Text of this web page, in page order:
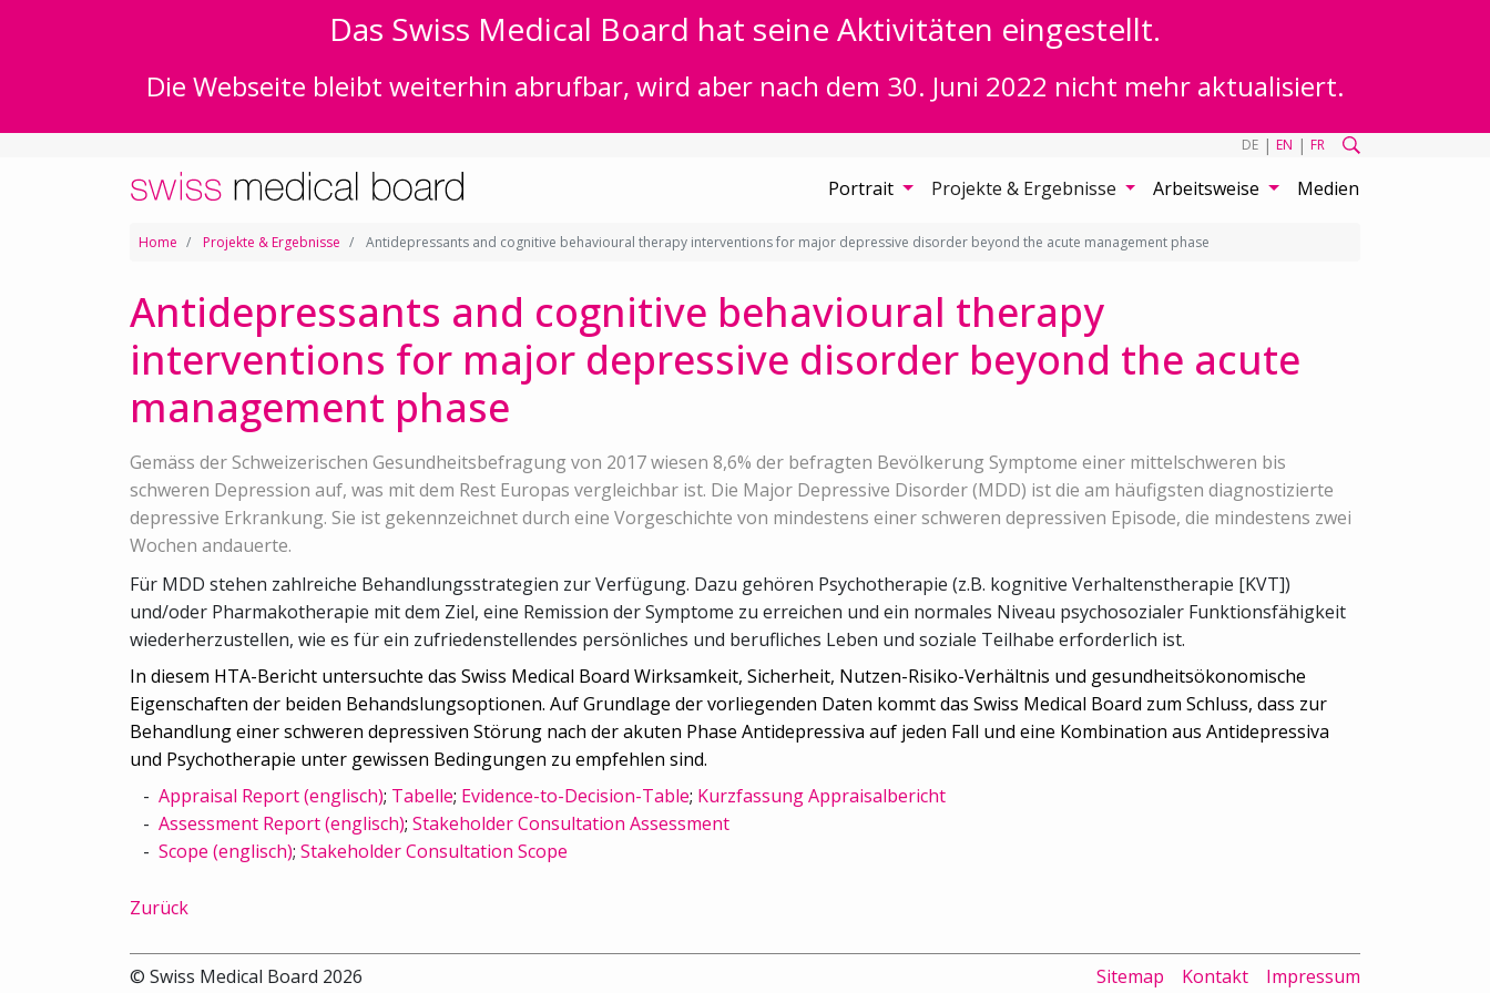
Das Swiss Medical Board hat seine Aktivitäten eingestellt.
Die Webseite bleibt weiterhin abrufbar, wird aber nach dem 30. Juni 2022 nicht mehr aktualisiert.
DE | EN | FR
Portrait Projekte & Ergebnisse Arbeitsweise Medien
Home Projekte & Ergebnisse Antidepressants and cognitive behavioural therapy interventions for major depressive disorder beyond the acute management phase
Antidepressants and cognitive behavioural therapy
interventions for major depressive disorder beyond the acute
management phase
Gemäss der Schweizerischen Gesundheitsbefragung von 2017 wiesen 8,6% der befragten Bevölkerung Symptome einer mittelschweren bis
schweren Depression auf, was mit dem Rest Europas vergleichbar ist. Die Major Depressive Disorder (MDD) ist die am häufigsten diagnostizierte
depressive Erkrankung. Sie ist gekennzeichnet durch eine Vorgeschichte von mindestens einer schweren depressiven Episode, die mindestens zwei
Wochen andauerte.
Für MDD stehen zahlreiche Behandlungsstrategien zur Verfügung. Dazu gehören Psychotherapie (z.B. kognitive Verhaltenstherapie [KVT])
und/oder Pharmakotherapie mit dem Ziel, eine Remission der Symptome zu erreichen und ein normales Niveau psychosozialer Funktionsfähigkeit
wiederherzustellen, wie es für ein zufriedenstellendes persönliches und berufliches Leben und soziale Teilhabe erforderlich ist.
In diesem HTA-Bericht untersuchte das Swiss Medical Board Wirksamkeit, Sicherheit, Nutzen-Risiko-Verhältnis und gesundheitsökonomische
Eigenschaften der beiden Behandslungsoptionen. Auf Grundlage der vorliegenden Daten kommt das Swiss Medical Board zum Schluss, dass zur
Behandlung einer schweren depressiven Störung nach der akuten Phase Antidepressiva auf jeden Fall und eine Kombination aus Antidepressiva
und Psychotherapie unter gewissen Bedingungen zu empfehlen sind.
Appraisal Report (englisch); Tabelle; Evidence-to-Decision-Table; Kurzfassung Appraisalbericht
Assessment Report (englisch); Stakeholder Consultation Assessment
Scope (englisch); Stakeholder Consultation Scope
Zurück
© Swiss Medical Board 2026 Sitemap Kontakt Impressum